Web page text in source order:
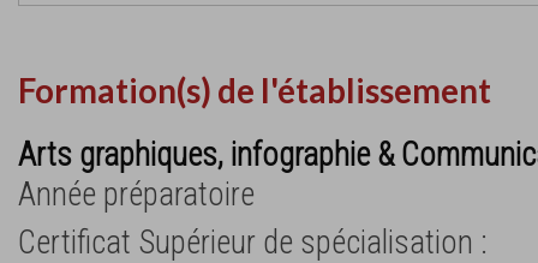
Formation(s) de l'établissement
Arts graphiques, infographie &
Année préparatoire
Certificat Supérieur de spécialisation :